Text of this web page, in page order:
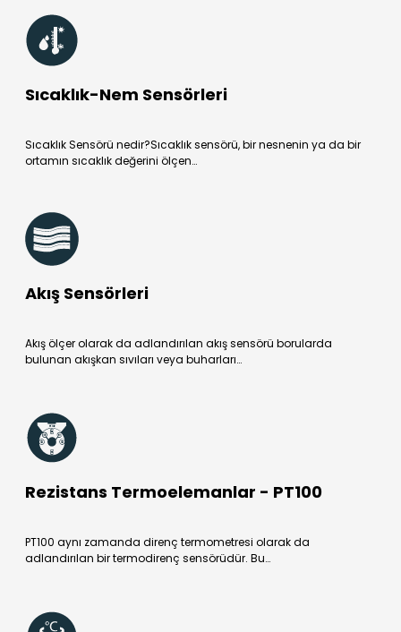
Sıcaklık-Nem Sensörleri
Sıcaklık Sensörü nedir?Sıcaklık sensörü, bir nesnenin ya da bir
ortamın sıcaklık değerini ölçen…
Akış Sensörleri
Akış ölçer olarak da adlandırılan akış sensörü borularda
bulunan akışkan sıvıları veya buharları…
Rezistans Termoelemanlar - PT100
PT100 aynı zamanda direnç termometresi olarak da
adlandırılan bir termodirenç sensörüdür. Bu…